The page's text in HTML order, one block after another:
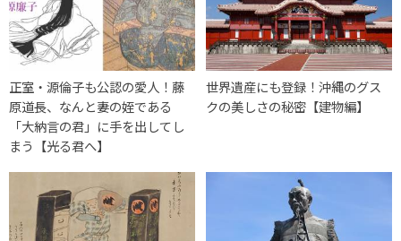
正室・源倫子も公認の愛人！藤
原道長、なんと妻の姪である
「大納言の君」に手を出してし
まう【光る君へ】
世界遺産にも登録！沖縄のグス
クの美しさの秘密【建物編】